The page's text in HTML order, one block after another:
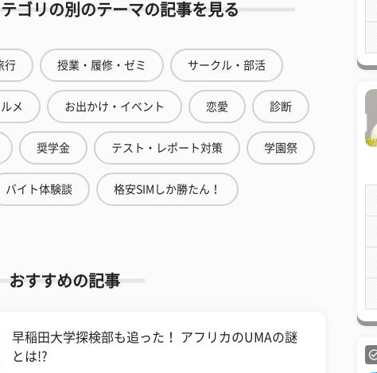
テゴリの別のテーマの記事を見る
行 授業・履修・ゼミ サークル・部活
メ お出かけ・イベント 恋愛 診断
奨学金 テスト・レポート対策 学園祭
バイト体験談 格安SIMしか勝たん！
おすすめの記事
早稲田大学探検部も追った！ アフリカのUMAの謎
とは!?